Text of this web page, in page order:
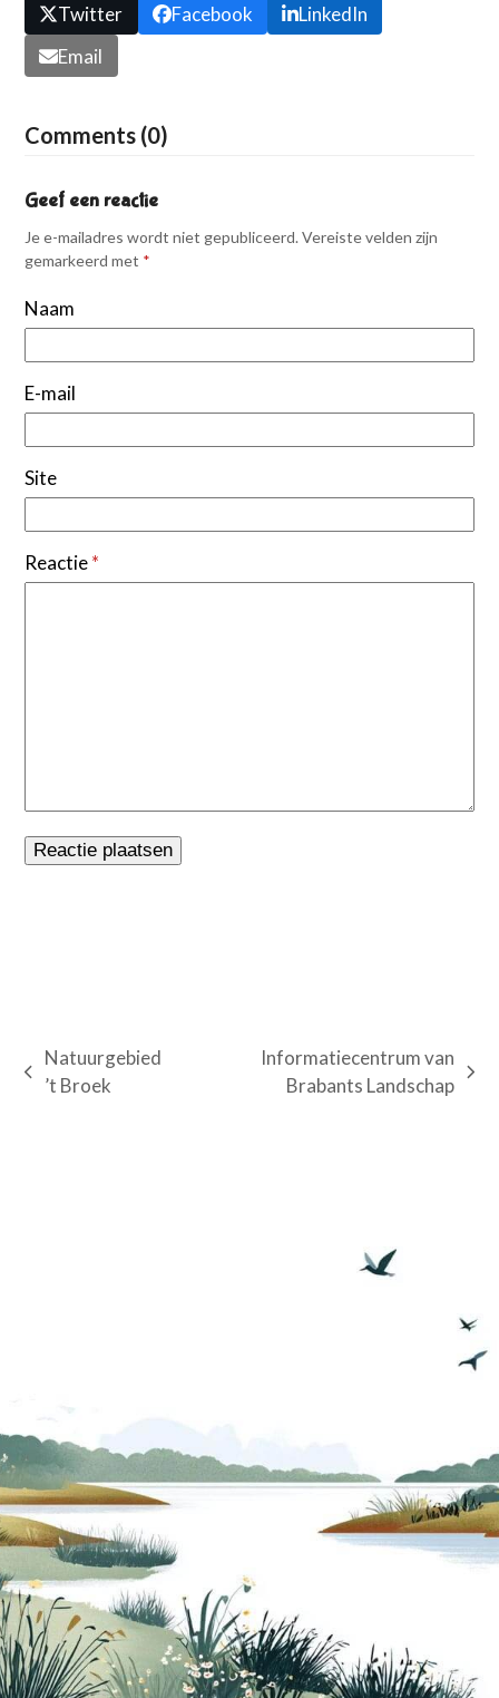
Twitter Facebook
LinkedIn
Email
Comments (0)
Geef een reactie
Je e-mailadres wordt niet gepubliceerd. Vereiste velden zijn
gemarkeerd met *
Naam
E-mail
Site
Reactie*
previous
Natuurgebied
’t Broek
Informatiecentrum van
Brabants Landschap